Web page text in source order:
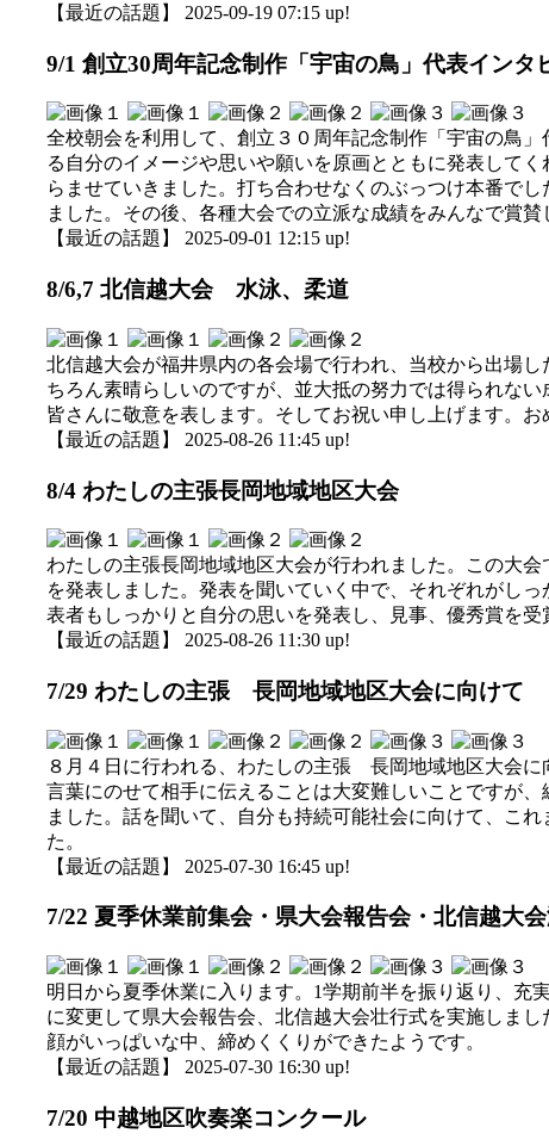
【最近の話題】 2025-09-19 07:15 up!
9/1 創立30周年記念制作「宇宙の鳥」代表インタ
全校朝会を利用して、創立３０周年記念制作「宇宙の鳥
る自分のイメージや思いや願いを原画とともに発表して
らませていきました。打ち合わせなくのぶっつけ本番で
ました。その後、各種大会での立派な成績をみんなで賞賛
【最近の話題】 2025-09-01 12:15 up!
8/6,7 北信越大会 水泳、柔道
北信越大会が福井県内の各会場で行われ、当校から出場
ちろん素晴らしいのですが、並大抵の努力では得られな
皆さんに敬意を表します。そしてお祝い申し上げます。お
【最近の話題】 2025-08-26 11:45 up!
8/4 わたしの主張長岡地域地区大会
わたしの主張長岡地域地区大会が行われました。この大
を発表しました。発表を聞いていく中で、それぞれがし
表者もしっかりと自分の思いを発表し、見事、優秀賞を
【最近の話題】 2025-08-26 11:30 up!
7/29 わたしの主張 長岡地域地区大会に向けて
８月４日に行われる、わたしの主張 長岡地域地区大会
言葉にのせて相手に伝えることは大変難しいことですが
ました。話を聞いて、自分も持続可能社会に向けて、こ
た。
【最近の話題】 2025-07-30 16:45 up!
7/22 夏季休業前集会・県大会報告会・北信越大
明日から夏季休業に入ります。1学期前半を振り返り、充
に変更して県大会報告会、北信越大会壮行式を実施しま
顔がいっぱいな中、締めくくりができたようです。
【最近の話題】 2025-07-30 16:30 up!
7/20 中越地区吹奏楽コンクール